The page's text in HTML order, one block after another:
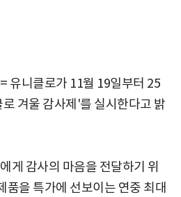
유니클로가 11월 19일부터 25
겨울 감사제'를 실시한다고 밝
게 감사의 마음을 전달하기 위
품을 특가에 선보이는 연중 최대